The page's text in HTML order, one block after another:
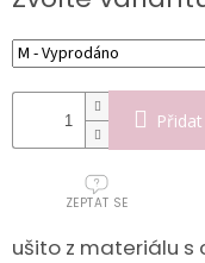
ZEPTAT SE
ušito z materiálu s